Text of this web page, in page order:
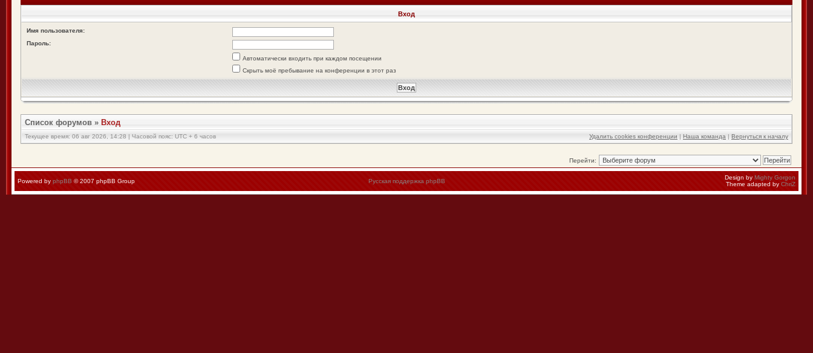
Вход
Имя пользователя:
Пароль:
Автоматически входить при каждом посещении
Скрыть моё пребывание на конференции в этот раз
Список форумов » Вход
Текущее время: 06 авг 2026, 14:28 | Часовой пояс: UTC + 6 часов Удалить cookies конференции | Наша команда | Вернуться к началу
Перейти:
Powered by phpBB © 2007 phpBB Group Русская поддержка phpBB
Design by Mighty Gorgon
Theme adapted by ChriZ